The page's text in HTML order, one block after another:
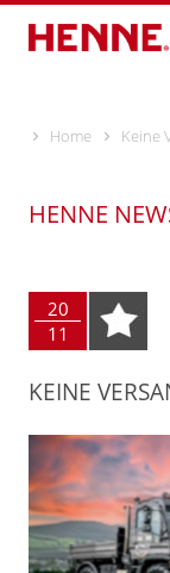
Skip
content
Home Keine
HENNE
20
11
KEINE